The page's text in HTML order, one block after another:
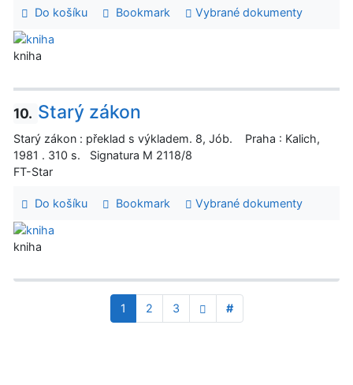
Do košíku Bookmark Vybrané dokumenty
kniha
10. Starý zákon
Starý zákon : překlad s výkladem. 8, Jób. Praha : Kalich,
1981 . 310 s. Signatura M 2118/8
FT-Star
Do košíku Bookmark Vybrané dokumenty
kniha
1 2 3 #